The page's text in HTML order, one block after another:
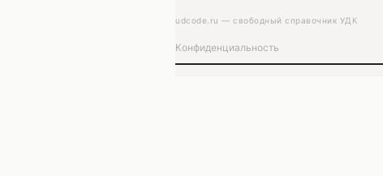
udcode.ru — свободный справочник УДК
Конфиденциальность